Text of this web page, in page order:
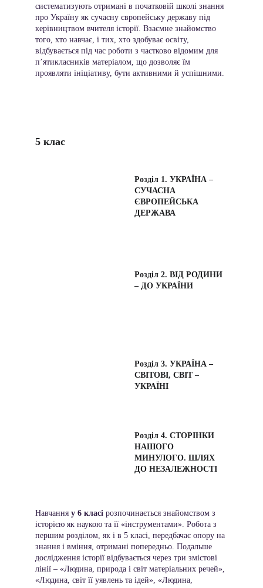
систематизують отримані в початковій школі знання
про Україну як сучасну європейську державу під
керівництвом вчителя історії. Взаємне знайомство
того, хто навчає, і тих, хто здобуває освіту,
відбувається під час роботи з частково відомим для
п’ятикласників матеріалом, що дозволяє їм
проявляти ініціативу, бути активними й успішними.
Навчання у 6 класі розпочинається знайомством з
історією як наукою та її «інструментами». Робота з
першим розділом, як і в 5 класі, передбачає опору на
знання і вміння, отримані попередньо. Подальше
дослідження історії відбувається через три змістові
лінії – «Людина, природа і світ матеріальних речей»,
«Людина, світ її уявлень та ідей», «Людина,
5 клас
Розділ 1. УКРАЇНА –
СУЧАСНА
ЄВРОПЕЙСЬКА
ДЕРЖАВА
Розділ 2. ВІД РОДИНИ
– ДО УКРАЇНИ
Розділ 3. УКРАЇНА –
СВІТОВІ, СВІТ –
УКРАЇНІ
Розділ 4. СТОРІНКИ
НАШОГО
МИНУЛОГО. ШЛЯХ
ДО НЕЗАЛЕЖНОСТІ